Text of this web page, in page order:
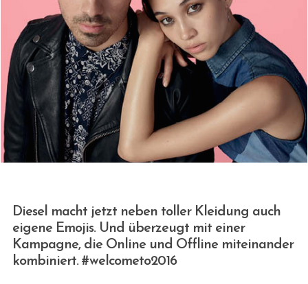
Diesel macht jetzt neben toller Kleidung auch
eigene Emojis. Und überzeugt mit einer
Kampagne, die Online und Offline miteinander
kombiniert. #welcometo2016